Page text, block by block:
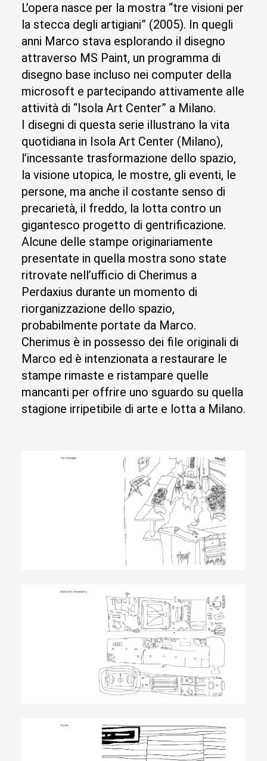
L’opera nasce per la mostra “tre visioni per
la stecca degli artigiani” (2005). In quegli
anni Marco stava esplorando il disegno
attraverso MS Paint, un programma di
disegno base incluso nei computer della
microsoft e partecipando attivamente alle
attività di “Isola Art Center” a Milano.
I disegni di questa serie illustrano la vita
quotidiana in Isola Art Center (Milano),
l’incessante trasformazione dello spazio,
la visione utopica, le mostre, gli eventi, le
persone, ma anche il costante senso di
precarietà, il freddo, la lotta contro un
gigantesco progetto di gentrificazione.
Alcune delle stampe originariamente
presentate in quella mostra sono state
ritrovate nell’ufficio di Cherimus a
Perdaxius durante un momento di
riorganizzazione dello spazio,
probabilmente portate da Marco.
Cherimus è in possesso dei file originali di
Marco ed è intenzionata a restaurare le
stampe rimaste e ristampare quelle
mancanti per offrire uno sguardo su quella
stagione irripetibile di arte e lotta a Milano.